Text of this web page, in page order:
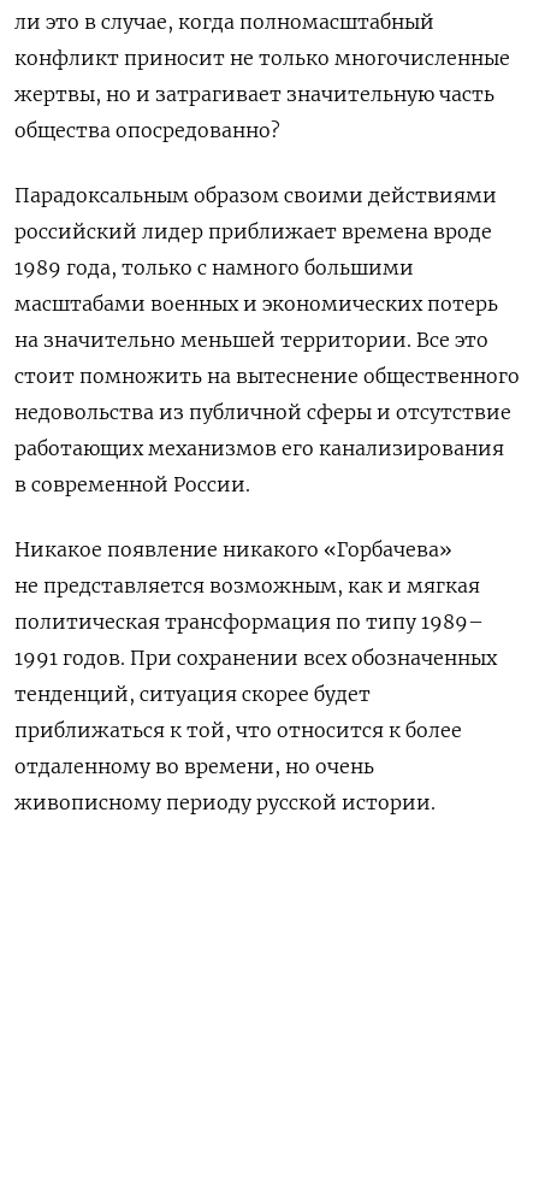
ли это в случае, когда полномасштабный
конфликт приносит не только многочисленные
жертвы, но и затрагивает значительную часть
общества опосредованно?
Парадоксальным образом своими действиями
российский лидер приближает времена вроде
1989 года, только с намного большими
масштабами военных и экономических потерь
на значительно меньшей территории. Все это
стоит помножить на вытеснение общественного
недовольства из публичной сферы и отсутствие
работающих механизмов его канализирования
в современной России.
Никакое появление никакого «Горбачева»
не представляется возможным, как и мягкая
политическая трансформация по типу 1989–
1991 годов. При сохранении всех обозначенных
тенденций, ситуация скорее будет
приближаться к той, что относится к более
отдаленному во времени, но очень
живописному периоду русской истории.